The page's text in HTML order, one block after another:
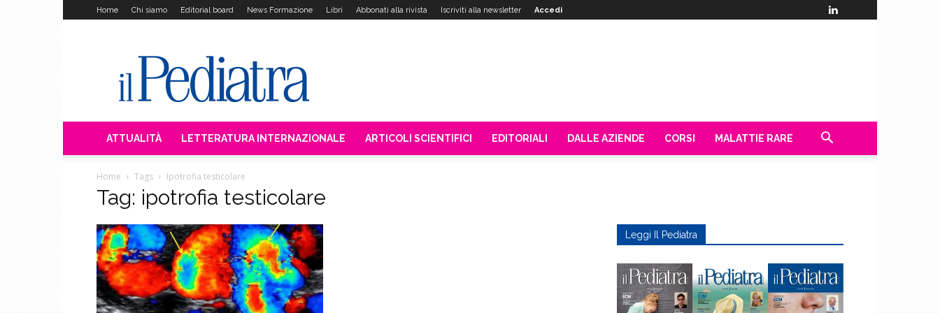
Home Chi siamo Editorial board News Formazione Libri Abbonati alla rivista Iscriviti alla newsletter Accedi
Pediatra
ATTUALITÀ LETTERATURA INTERNAZIONALE ARTICOLI SCIENTIFICI EDITORIALI DALLE AZIENDE CORSI MALATTIE RARE
Home Tags Ipotrofia testicolare
Tag: ipotrofia testicolare
Leggi Il Pediatra